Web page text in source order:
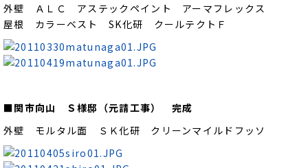
外壁 ＡＬＣ アステックペイント アーマフレックス
屋根 カラーベスト SK化研 クールテクトＦ
■関市向山 Ｓ様邸（元請工事） 完成
外壁 モルタル面 ＳＫ化研 クリーンマイルドフッソ